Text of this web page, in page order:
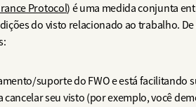
Protocol) é uma medida conjunta
do visto relacionado ao trabalho.
suporte do FWO e está facilitando
seu visto (por exemplo, você